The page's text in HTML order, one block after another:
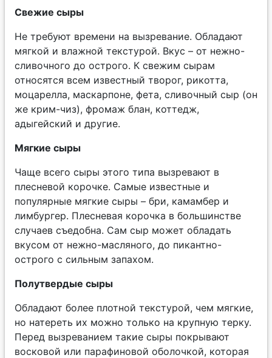
Свежие сыры
Не требуют времени на вызревание. Обладают
мягкой и влажной текстурой. Вкус – от нежно-
сливочного до острого. К свежим сырам
относятся всем известный творог, рикотта,
моцарелла, маскарпоне, фета, сливочный сыр (он
же крим-чиз), фромаж блан, коттедж,
адыгейский и другие.
Мягкие сыры
Чаще всего сыры этого типа вызревают в
плесневой корочке. Самые известные и
популярные мягкие сыры – бри, камамбер и
лимбургер. Плесневая корочка в большинстве
случаев съедобна. Сам сыр может обладать
вкусом от нежно-масляного, до пикантно-
острого с сильным запахом.
Полутвердые сыры
Обладают более плотной текстурой, чем мягкие,
но натереть их можно только на крупную терку.
Перед вызреванием такие сыры покрывают
восковой или парафиновой оболочкой, которая